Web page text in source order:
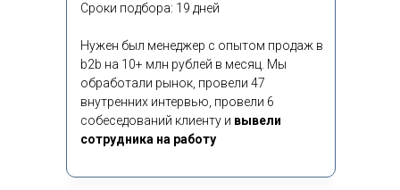
Сроки подбора: 19 дней
Нужен был менеджер с опытом продаж в
b2b на 10+ млн рублей в месяц. Мы
обработали рынок, провели 47
внутренних интервью, провели 6
собеседований клиенту и вывели
сотрудника на работу